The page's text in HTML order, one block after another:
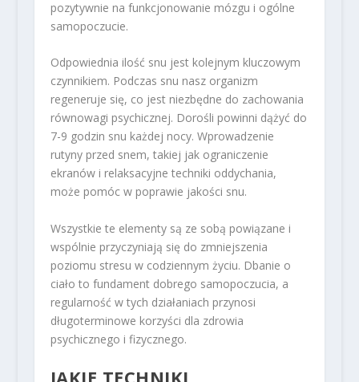
pozytywnie na funkcjonowanie mózgu i ogólne
samopoczucie.
Odpowiednia ilość snu jest kolejnym kluczowym
czynnikiem. Podczas snu nasz organizm
regeneruje się, co jest niezbędne do zachowania
równowagi psychicznej. Dorośli powinni dążyć do
7-9 godzin snu każdej nocy. Wprowadzenie
rutyny przed snem, takiej jak ograniczenie
ekranów i relaksacyjne techniki oddychania,
może pomóc w poprawie jakości snu.
Wszystkie te elementy są ze sobą powiązane i
wspólnie przyczyniają się do zmniejszenia
poziomu stresu w codziennym życiu. Dbanie o
ciało to fundament dobrego samopoczucia, a
regularność w tych działaniach przynosi
długoterminowe korzyści dla zdrowia
psychicznego i fizycznego.